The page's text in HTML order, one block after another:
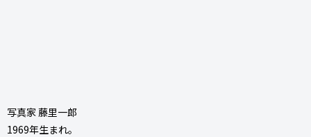
写真家 藤里一郎
1969年生まれ。